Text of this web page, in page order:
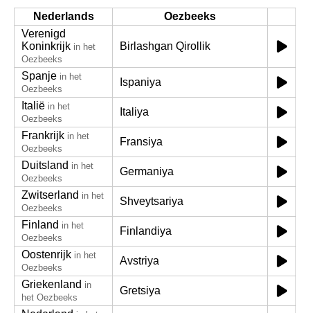
Nederlands
Oezbeeks
Verenigd
Koninkrijk in het
Oezbeeks
Birlashgan Qirollik
Spanje in het
Oezbeeks
Ispaniya
Italië in het
Oezbeeks
Italiya
Frankrijk in het
Oezbeeks
Fransiya
Duitsland in het
Oezbeeks
Germaniya
Zwitserland in het
Oezbeeks
Shveytsariya
Finland in het
Oezbeeks
Finlandiya
Oostenrijk in het
Oezbeeks
Avstriya
Griekenland in
het Oezbeeks
Gretsiya